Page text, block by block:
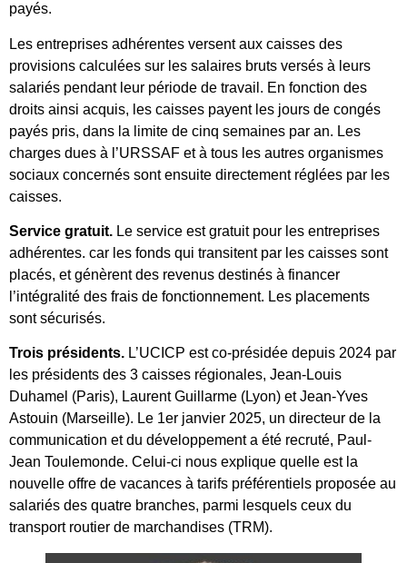
payés.
Les entreprises adhérentes versent aux caisses des
provisions calculées sur les salaires bruts versés à leurs
salariés pendant leur période de travail. En fonction des
droits ainsi acquis, les caisses payent les jours de congés
payés pris, dans la limite de cinq semaines par an. Les
charges dues à l’URSSAF et à tous les autres organismes
sociaux concernés sont ensuite directement réglées par les
caisses.
Service gratuit. Le service est gratuit pour les entreprises
adhérentes. car les fonds qui transitent par les caisses sont
placés, et génèrent des revenus destinés à financer
l’intégralité des frais de fonctionnement. Les placements
sont sécurisés.
Trois présidents. L’UCICP est co-présidée depuis 2024 par
les présidents des 3 caisses régionales, Jean-Louis
Duhamel (Paris), Laurent Guillarme (Lyon) et Jean-Yves
Astouin (Marseille). Le 1er janvier 2025, un directeur de la
communication et du développement a été recruté, Paul-
Jean Toulemonde. Celui-ci nous explique quelle est la
nouvelle offre de vacances à tarifs préférentiels proposée au
salariés des quatre branches, parmi lesquels ceux du
transport routier de marchandises (TRM).